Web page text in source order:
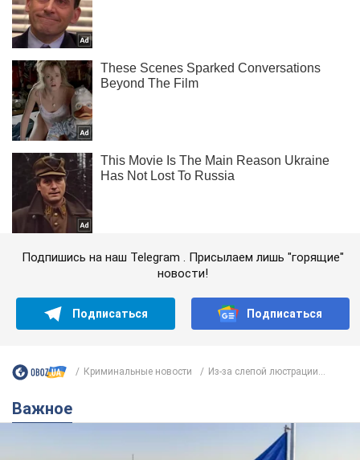
Подпишись на наш Telegram . Присылаем лишь "горящие"
новости!
Подписаться Подписаться
Криминальные новости Из-за слепой люстрации...
Важное